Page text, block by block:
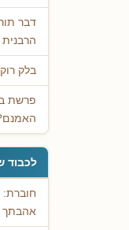
דבר
הרבנית
בלק
פרשת
לכבוד
אהבתך